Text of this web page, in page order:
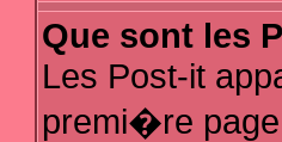
Que sont les
Les Post-it
premi�re